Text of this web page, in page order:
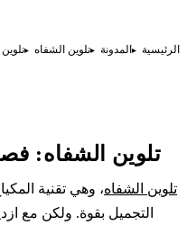
الرئيسية المدونة تلوين الشفاه
تلوين الشفاه:
تلوين الشفاه، وهي تقنية
التجميل بقوة. ولكن مع